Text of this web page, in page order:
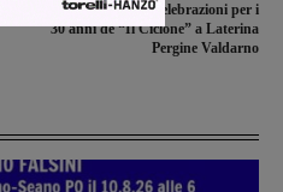
Tutti i dettagli delle celebrazioni per i
30 anni de “Il Ciclone” a Laterina
Pergine Valdarno